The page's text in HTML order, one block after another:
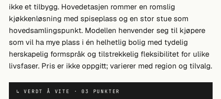
ikke et tilbygg. Hovedetasjen rommer en romslig
kjøkkenløsning med spiseplass og en stor stue som
hovedsamlingspunkt. Modellen henvender seg til kjøpere
som vil ha mye plass i én helhetlig bolig med tydelig
herskapelig formspråk og tilstrekkelig fleksibilitet for ulike
livsfaser. Pris er ikke oppgitt; varierer med region og tilvalg.
↳ VERDT Å VITE · 03 PUNKTER